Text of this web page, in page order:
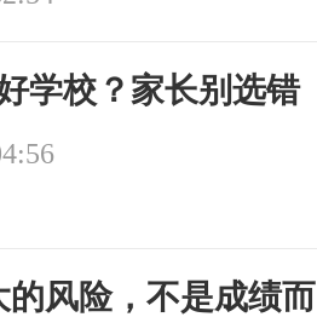
学校？家长别选错
风险，不是成绩而